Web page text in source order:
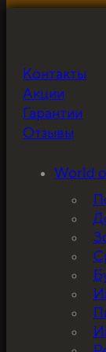
Контакты
Акции
Гарантии
Отзывы
World